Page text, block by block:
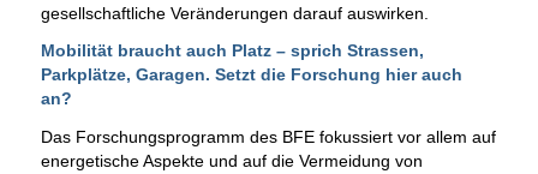
gesellschaftliche Veränderungen darauf auswirken.
Mobilität braucht auch Platz – sprich Strassen,
Parkplätze, Garagen. Setzt die Forschung hier auch
an?
Das Forschungsprogramm des BFE fokussiert vor allem auf
energetische Aspekte und auf die Vermeidung von